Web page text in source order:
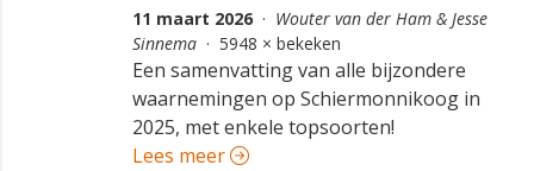
11 maart 2026· Wouter van der Ham & Jesse
Sinnema· 5948 × bekeken
Een samenvatting van alle bijzondere
waarnemingen op Schiermonnikoog in
2025, met enkele topsoorten!
Lees meer